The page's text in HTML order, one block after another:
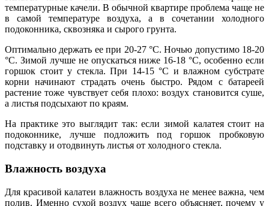
температурные качели. В обычной квартире проблема чаще не
в самой температуре воздуха, а в сочетании холодного
подоконника, сквозняка и сырого грунта.
Оптимально держать ее при 20-27 °C. Ночью допустимо 18-20
°C. Зимой лучше не опускаться ниже 16-18 °C, особенно если
горшок стоит у стекла. При 14-15 °C и влажном субстрате
корни начинают страдать очень быстро. Рядом с батареей
растение тоже чувствует себя плохо: воздух становится суше,
а листья подсыхают по краям.
На практике это выглядит так: если зимой калатея стоит на
подоконнике, лучше подложить под горшок пробковую
подставку и отодвинуть листья от холодного стекла.
Влажность воздуха
Для красивой калатеи влажность воздуха не менее важна, чем
полив. Именно сухой воздух чаще всего объясняет, почему у